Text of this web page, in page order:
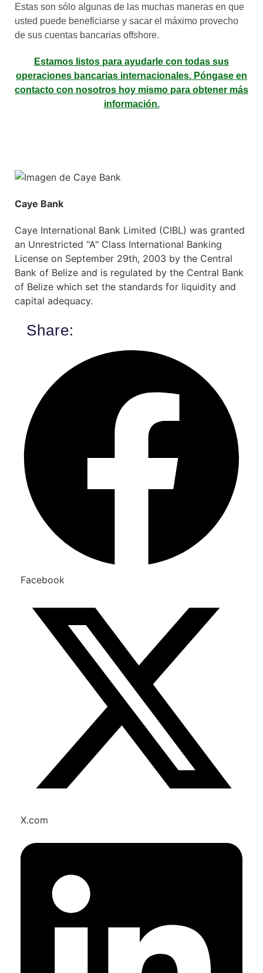
Estas son sólo algunas de las muchas maneras en que
usted puede beneficiarse y sacar el máximo provecho
de sus cuentas bancarias offshore.
Estamos listos para ayudarle con todas sus
operaciones bancarias internacionales. Póngase en
contacto con nosotros hoy mismo para obtener más
información.
Caye Bank
Caye International Bank Limited (CIBL) was granted
an Unrestricted "A" Class International Banking
License on September 29th, 2003 by the Central
Bank of Belize and is regulated by the Central Bank
of Belize which set the standards for liquidity and
capital adequacy.
Share:
Facebook
X.com